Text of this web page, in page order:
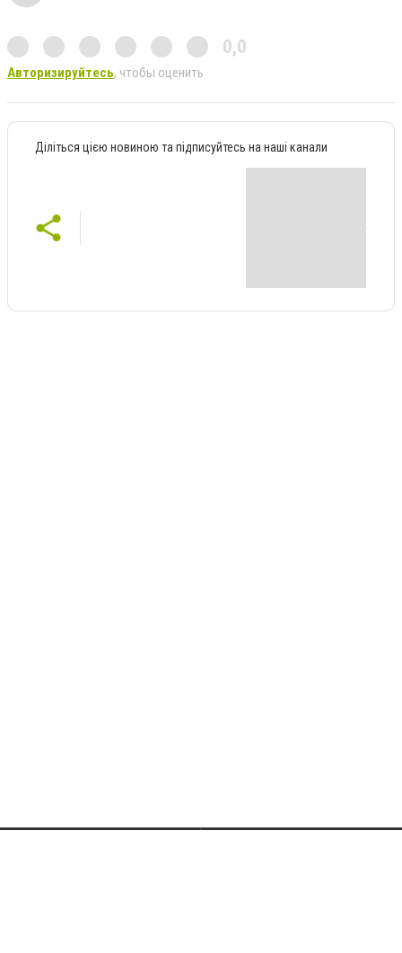
0,0
Авторизируйтесь, чтобы оценить
Діліться цією новиною та підписуйтесь на наші канали